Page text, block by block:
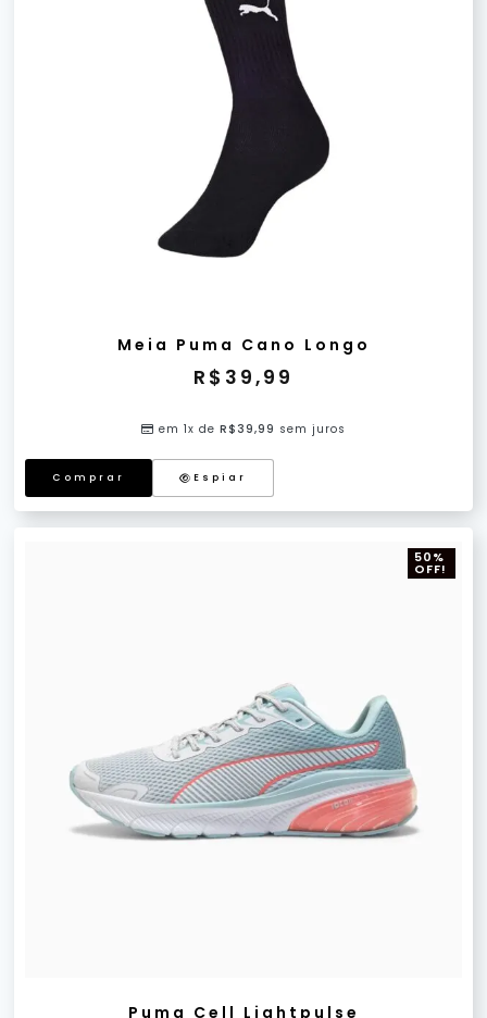
Meia Puma Cano Longo
R$ 39,99
em 1x de R$ 39,99 sem juros
Comprar Espiar
50%
OFF!
Puma Cell Lightpulse